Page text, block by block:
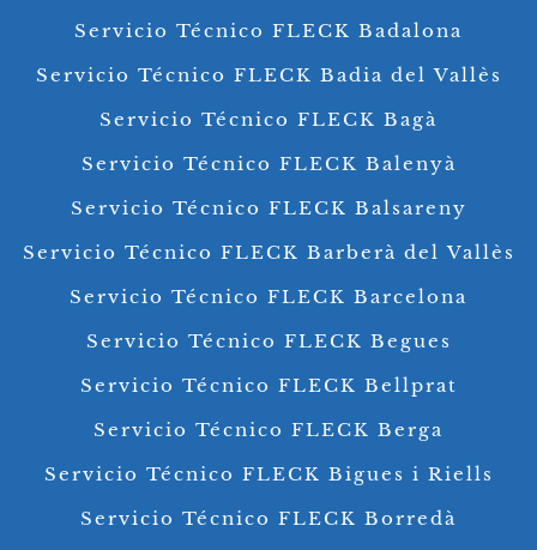
Servicio Técnico FLECK Badalona
Servicio Técnico FLECK Badia del Vallès
Servicio Técnico FLECK Bagà
Servicio Técnico FLECK Balenyà
Servicio Técnico FLECK Balsareny
Servicio Técnico FLECK Barberà del Vallès
Servicio Técnico FLECK Barcelona
Servicio Técnico FLECK Begues
Servicio Técnico FLECK Bellprat
Servicio Técnico FLECK Berga
Servicio Técnico FLECK Bigues i Riells
Servicio Técnico FLECK Borredà